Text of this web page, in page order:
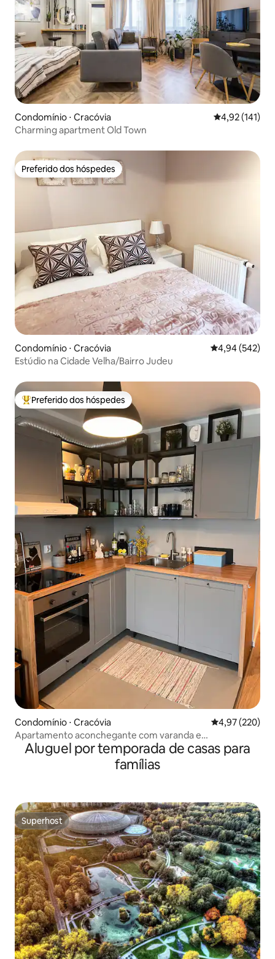
Condomínio ⋅ Cracóvia 4,92 de uma
4,92 (141)
Charming apartment Old Town
Preferido dos hóspedes
Preferido dos hóspedes
Condomínio ⋅ Cracóvia 4,94 de uma
4,94 (542)
Estúdio na Cidade Velha/Bairro Judeu
Entre os melhores preferidos dos hóspedes
Preferido dos hóspedes
Condomínio ⋅ Cracóvia 4,97 de uma
4,97 (220)
Apartamento aconchegante com varanda e
estacionamento privativo.
Aluguel por temporada de casas para
famílias
Superhost
Superhost